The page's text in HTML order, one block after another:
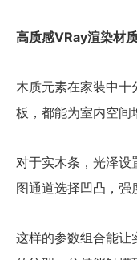
高质感VRay渲染材
木质元素在家装中
板，都能为室内空间
对于实木条，光泽设
图通道选择凹凸，强
这样的参数组合能让